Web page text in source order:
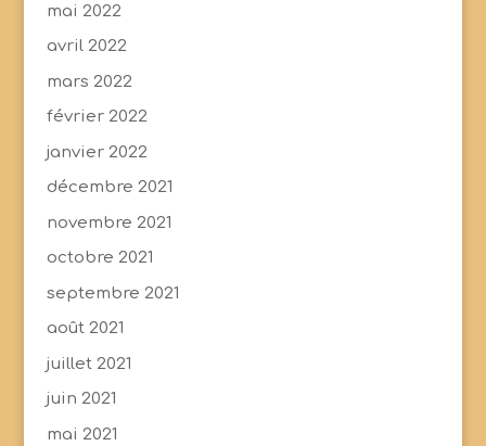
mai 2022
avril 2022
mars 2022
février 2022
janvier 2022
décembre 2021
novembre 2021
octobre 2021
septembre 2021
août 2021
juillet 2021
juin 2021
mai 2021